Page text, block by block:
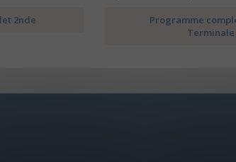
2nde
Programme
Terminale